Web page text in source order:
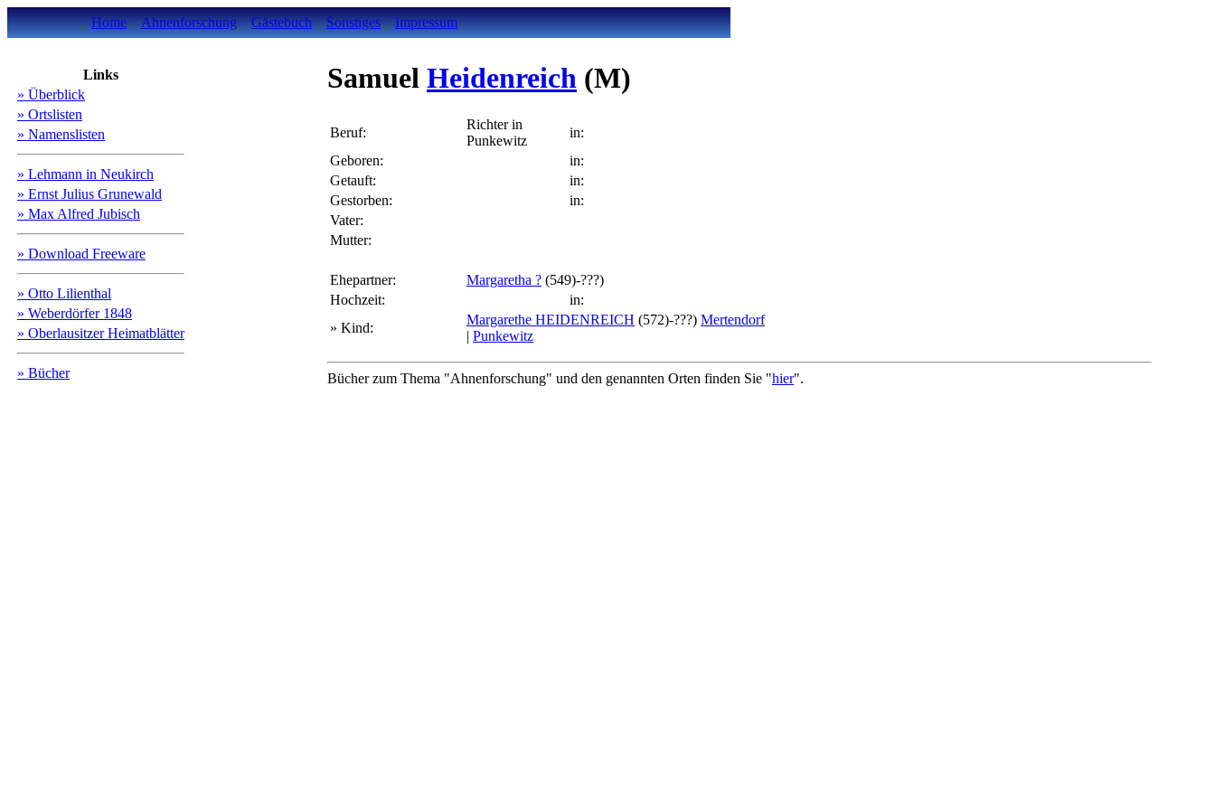
Home Ahnenforschung Gästebuch Sonstiges Impressum
Links
» Überblick
» Ortslisten
» Namenslisten
» Lehmann in Neukirch
» Ernst Julius Grunewald
» Max Alfred Jubisch
» Download Freeware
» Otto Lilienthal
» Weberdörfer 1848
» Oberlausitzer Heimatblätter
» Bücher
Samuel Heidenreich (M)
Beruf:
Richter in
Punkewitz
in:
Geboren:
in:
Getauft:
in:
Gestorben:
in:
Vater:
Mutter:
Ehepartner: Margaretha ? (549)-???)
Hochzeit:
in:
» Kind:
Margarethe HEIDENREICH (572)-???) Mertendorf
| Punkewitz
Bücher zum Thema "Ahnenforschung" und den genannten Orten finden Sie "hier".